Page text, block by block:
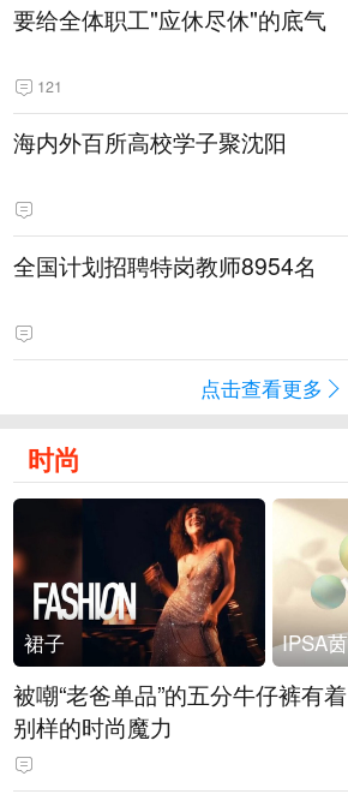
要给全体职工"应休尽休"的底气
121
海内外百所高校学子聚沈阳
全国计划招聘特岗教师8954名
点击查看更多
时尚
裙子
被嘲“老爸单品”的五分牛仔裤有着
别样的时尚魔力